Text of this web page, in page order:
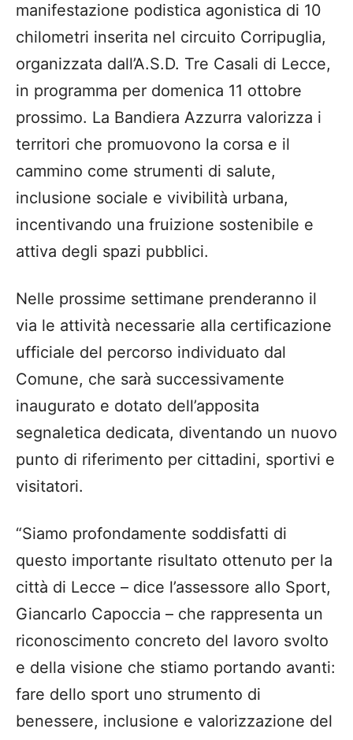
manifestazione podistica agonistica di 10
chilometri inserita nel circuito Corripuglia,
organizzata dall’A.S.D. Tre Casali di Lecce,
in programma per domenica 11 ottobre
prossimo. La Bandiera Azzurra valorizza i
territori che promuovono la corsa e il
cammino come strumenti di salute,
inclusione sociale e vivibilità urbana,
incentivando una fruizione sostenibile e
attiva degli spazi pubblici.
Nelle prossime settimane prenderanno il
via le attività necessarie alla certificazione
ufficiale del percorso individuato dal
Comune, che sarà successivamente
inaugurato e dotato dell’apposita
segnaletica dedicata, diventando un nuovo
punto di riferimento per cittadini, sportivi e
visitatori.
“Siamo profondamente soddisfatti di
questo importante risultato ottenuto per la
città di Lecce – dice l’assessore allo Sport,
Giancarlo Capoccia – che rappresenta un
riconoscimento concreto del lavoro svolto
e della visione che stiamo portando avanti:
fare dello sport uno strumento di
benessere, inclusione e valorizzazione del